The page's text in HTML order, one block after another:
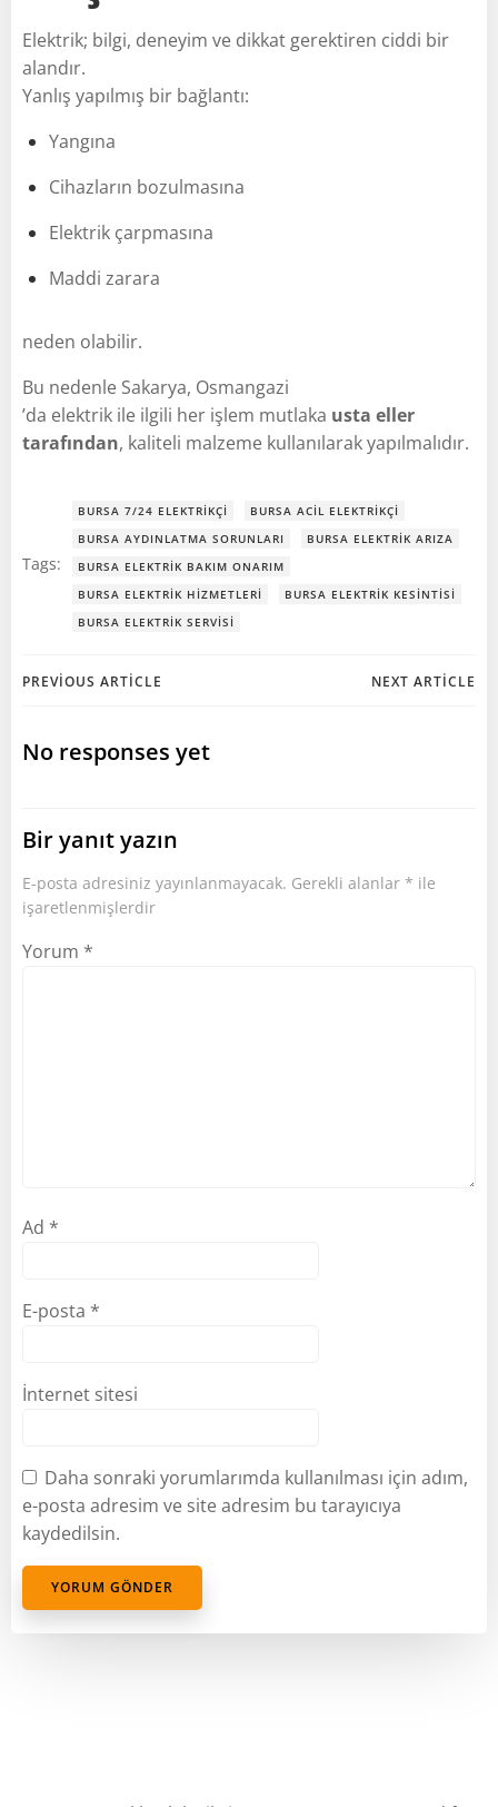
Elektrik; bilgi, deneyim ve dikkat gerektiren ciddi bir
alandır.
Yanlış yapılmış bir bağlantı:
Yangına
Cihazların bozulmasına
Elektrik çarpmasına
Maddi zarara
neden olabilir.
Bu nedenle Sakarya, Osmangazi
’da elektrik ile ilgili her işlem mutlaka usta eller
tarafından, kaliteli malzeme kullanılarak yapılmalıdır.
Tags:
BURSA 7/24 ELEKTRIKÇI
BURSA ACIL ELEKTRIKÇI
BURSA AYDINLATMA SORUNLARI
BURSA ELEKTRIK ARIZA
BURSA ELEKTRIK BAKIM ONARIM
BURSA ELEKTRIK HIZMETLERI
BURSA ELEKTRIK KESINTISI
BURSA ELEKTRIK SERVISI
Post
navigation
PREVIOUS ARTICLE NEXT ARTICLE
No responses yet
Bir yanıt yazın
E-posta adresiniz yayınlanmayacak. Gerekli alanlar * ile
işaretlenmişlerdir
Yorum *
Ad *
E-posta *
İnternet sitesi
Daha sonraki yorumlarımda kullanılması için adım,
e-posta adresim ve site adresim bu tarayıcıya
kaydedilsin.